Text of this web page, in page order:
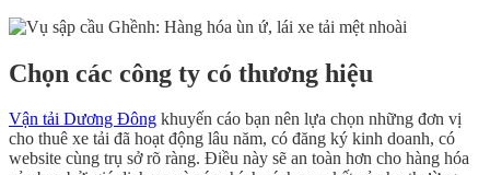
Chọn các công ty có thương hiệu
Vận tải Dương Đông khuyến cáo bạn nên lựa chọn những đơn vị
cho thuê xe tải đã hoạt động lâu năm, có đăng ký kinh doanh, có
website cùng trụ sở rõ ràng. Điều này sẽ an toàn hơn cho hàng hóa